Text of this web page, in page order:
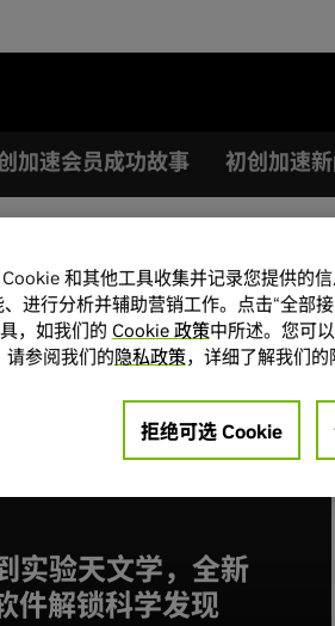
加速会员成功故事 初创加速新
实验天文学，全新
件解锁科学发现
和其他工具收集并记录您提供的
进行分析并辅助营销工作。点击“全部
，如我们的 Cookie 政策中所述。您可
请参阅我们的隐私政策，详细了解我们的
拒绝可选 Cookie